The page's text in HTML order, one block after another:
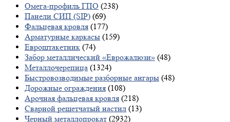
Омега-профиль ГПО (238)
Панели СИП (SIP) (69)
Фальцевая кровля (177)
Арматурные каркасы (159)
Евроштакетник (74)
Забор металлический «Еврожалюзи» (48)
Металлочерепица (1324)
Быстровозводимые разборные ангары (48)
Дорожные ограждения (108)
Арочная фальцевая кровля (218)
Сварной решетчатый настил (13)
Черный металлопрокат (2932)